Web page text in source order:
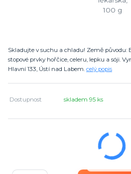
Skladujte v suchu a chladu! Země původu:
stopové prvky hořčice, celeru, lepku a sóji.
Hlavní 133, Ústí nad Labem. celý popis
Dostupnost skladem 95 ks